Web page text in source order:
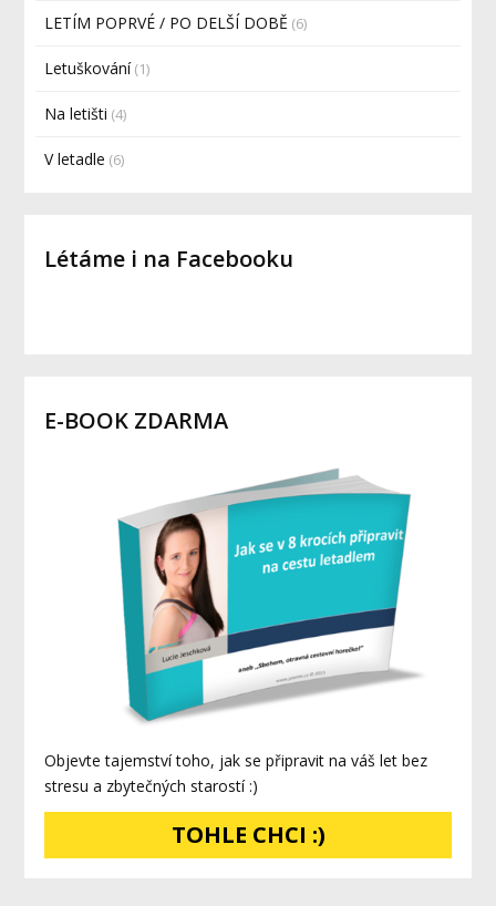
LETÍM POPRVÉ / PO DELŠÍ DOBĚ (6)
Letuškování(1)
Na letišti (4)
V letadle (6)
Létáme i na Facebooku
E-BOOK ZDARMA
Objevte tajemství toho, jak se připravit na váš let bez
stresu a zbytečných starostí :)
TOHLE CHCI :)